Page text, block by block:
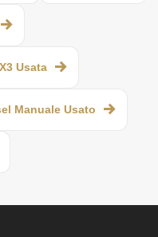
Usata
Manuale Usato